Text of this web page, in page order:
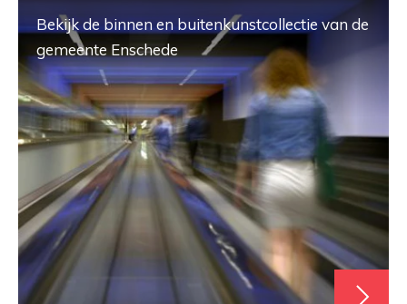
Bekijk de binnen en buitenkunstcollectie van de
gemeente Enschede